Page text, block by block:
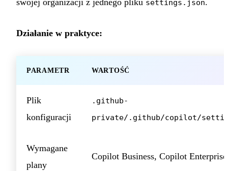
swojej organizacji z jednego pliku settings.json.
Działanie w praktyce:
PARAMETR WARTOŚĆ
Plik
konfiguracji
.github-
private/.github/copilot/
Wymagane
plany
Copilot Business, Copilot Enterprise